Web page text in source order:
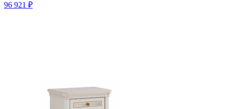
96 921 ₽